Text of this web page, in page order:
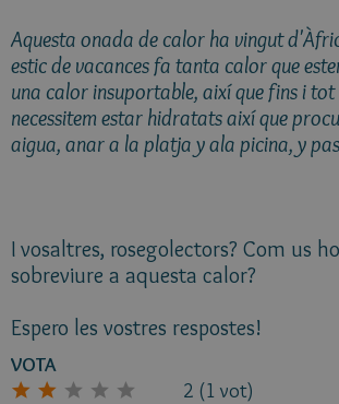
Aquesta onada de calor ha vingut
estic de vacances fa tanta calor que
una calor insuportable, així que fins i tot
necessitem estar hidratats així que
aigua, anar a la platja y ala picina, y
I vosaltres, rosegolectors? Com us
sobreviure a aquesta calor?
Espero les vostres respostes!
VOTA
2 (1 vot)